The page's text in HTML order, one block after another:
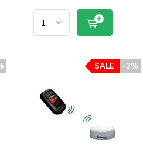
-2%
SALE